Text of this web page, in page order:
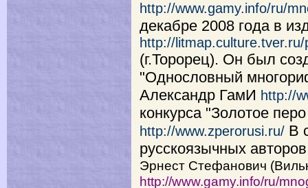
http://www.gamy.info/ru/
декабре 2008 года в
http://
(г.Торорец). Он был
"Однословный
Александр ГамИ http://
конкурса "Золотое
http://www.zperorusi.ru/ В
русскоязычных
Эрнест Стефанович
http://www.gamy.info/ru/